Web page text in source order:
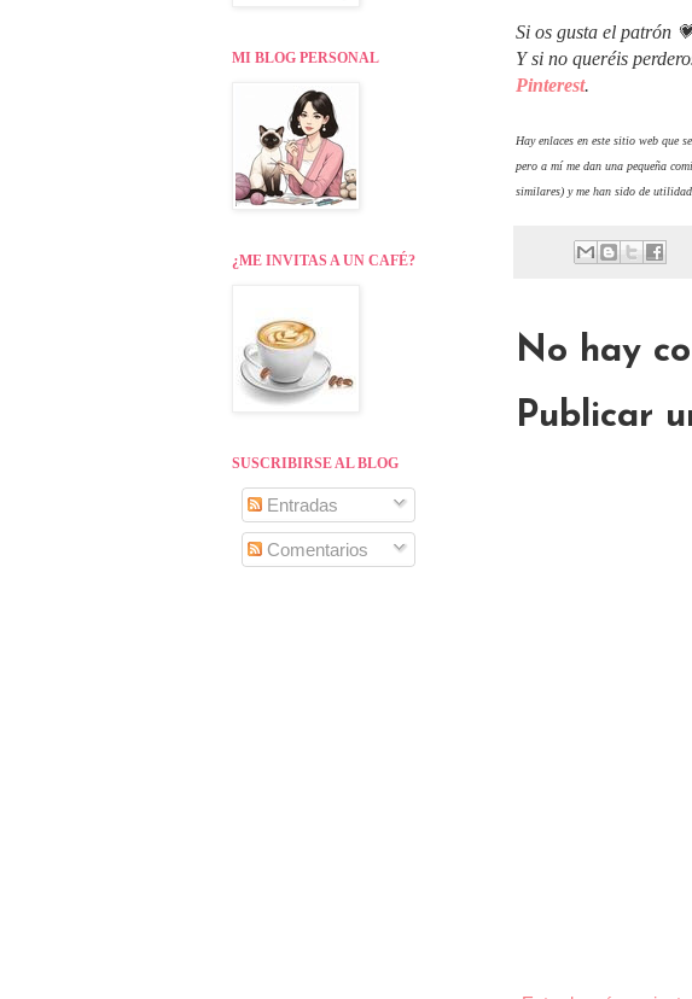
Si os gusta el patrón
Y si no queréis
Pinterest.
Hay enlaces en este sitio web que
pero a mí me dan una pequeña
similares) y me han sido de
No hay
Publicar
MI BLOG PERSONAL
¿ME INVITAS A UN CAFÉ?
SUSCRIBIRSE AL BLOG
Entradas
Comentarios